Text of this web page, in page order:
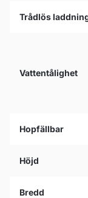
Trådlös
Vattentålighet
Hopfällbar
Höjd
Bredd